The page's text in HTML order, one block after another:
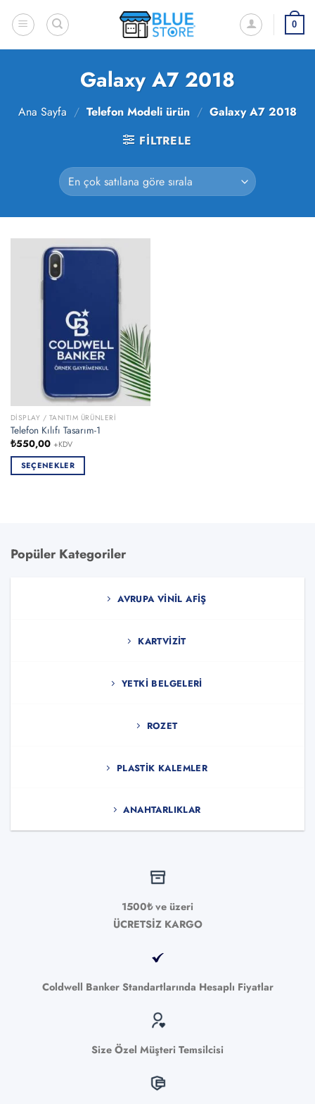
atla
0
Galaxy A7 2018
Ana Sayfa / Telefon Modeli ürün / Galaxy A7 2018
FILTRELE
DISPLAY / TANITIM ÜRÜNLERI
Telefon Kılıfı Tasarım-1
₺550,00 +KDV
SEÇENEKLER
var.
Popüler Kategoriler
AVRUPA VINIL AFIŞ
KARTVIZIT
YETKI BELGELERI
ROZET
PLASTIK KALEMLER
ANAHTARLIKLAR
1500₺ ve üzeri
ÜCRETSİZ KARGO
Coldwell Banker Standartlarında Hesaplı Fiyatlar
Size Özel Müşteri Temsilcisi